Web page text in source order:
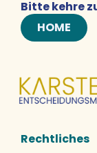
Bitte kehre
HOME
Rechtliches